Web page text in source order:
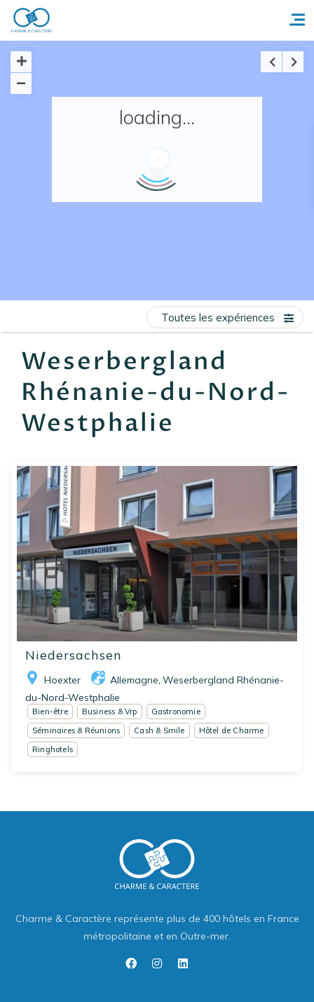
Accueil
loading...
Weserbergland
Rhénanie-du-Nord-
Westphalie
Toutes les expériences
Niedersachsen
Hoexter Allemagne Weserbergland Rhénanie-
du-Nord-Westphalie
Bien-être Business & Vrp
Gastronomie
Séminaires & Réunions
Cash & Smile
Hôtel de Charme
Ringhotels
Charme & Caractère représente plus de 400 hôtels en France
métropolitaine et en Outre-mer.